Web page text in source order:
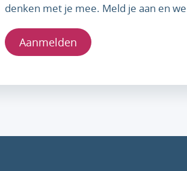
denken met je mee. Meld je aan en
Aanmelden